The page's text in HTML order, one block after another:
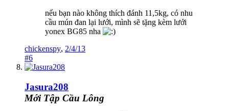
nếu bạn nào không thích đánh 11,5kg, có nhu
cầu mún đan lại lưới, mình sẽ tặng kèm lưới
yonex BG85 nha
chickenspy, 2/4/13
#6
Jasura208
Mới Tập Cầu Lông